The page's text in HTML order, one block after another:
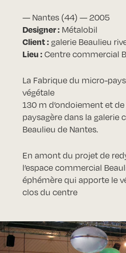
— Nantes (44) — 2005
Designer :Métalobil
Client :galerie Beaulieu
Lieu :Centre commercial
La Fabrique du micro-
végétale
130 m d’ondoiement et
paysagère dans la galerie
Beaulieu de Nantes.
En amont du projet de
l’espace commercial
éphémère qui apporte le
clos du centre